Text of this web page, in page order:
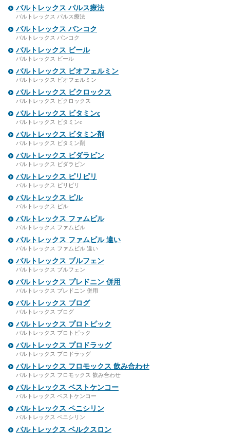
バルトレックス パルス療法
バルトレックス パルス療法
バルトレックス バンコク
バルトレックス バンコク
バルトレックス ビール
バルトレックス ビール
バルトレックス ビオフェルミン
バルトレックス ビオフェルミン
バルトレックス ビクロックス
バルトレックス ビクロックス
バルトレックス ビタミンc
バルトレックス ビタミンc
バルトレックス ビタミン剤
バルトレックス ビタミン剤
バルトレックス ビダラビン
バルトレックス ビダラビン
バルトレックス ピリピリ
バルトレックス ピリピリ
バルトレックス ピル
バルトレックス ピル
バルトレックス ファムビル
バルトレックス ファムビル
バルトレックス ファムビル 違い
バルトレックス ファムビル 違い
バルトレックス ブルフェン
バルトレックス ブルフェン
バルトレックス プレドニン 併用
バルトレックス プレドニン 併用
バルトレックス ブログ
バルトレックス ブログ
バルトレックス プロトピック
バルトレックス プロトピック
バルトレックス プロドラッグ
バルトレックス プロドラッグ
バルトレックス フロモックス 飲み合わせ
バルトレックス フロモックス 飲み合わせ
バルトレックス ベストケンコー
バルトレックス ベストケンコー
バルトレックス ペニシリン
バルトレックス ペニシリン
バルトレックス ベルクスロン